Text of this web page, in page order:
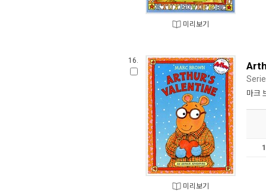
미리보기
16.
미리보기
마크